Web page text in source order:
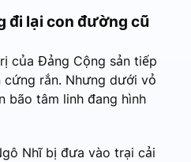
đi lại con đường cũ
của Đảng Cộng sản tiếp
rắn. Nhưng dưới vỏ
bão tâm linh đang hình
Nhĩ bị đưa vào trại cải